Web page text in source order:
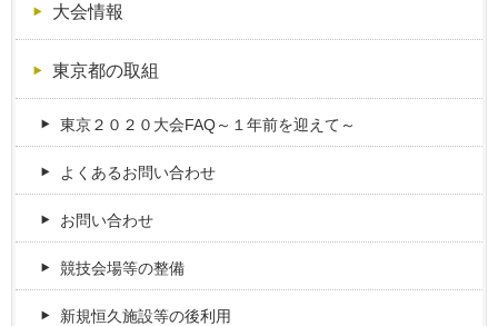
大会情報
東京都の取組
東京２０２０大会FAQ～１年前を迎えて～
よくあるお問い合わせ
お問い合わせ
競技会場等の整備
新規恒久施設等の後利用